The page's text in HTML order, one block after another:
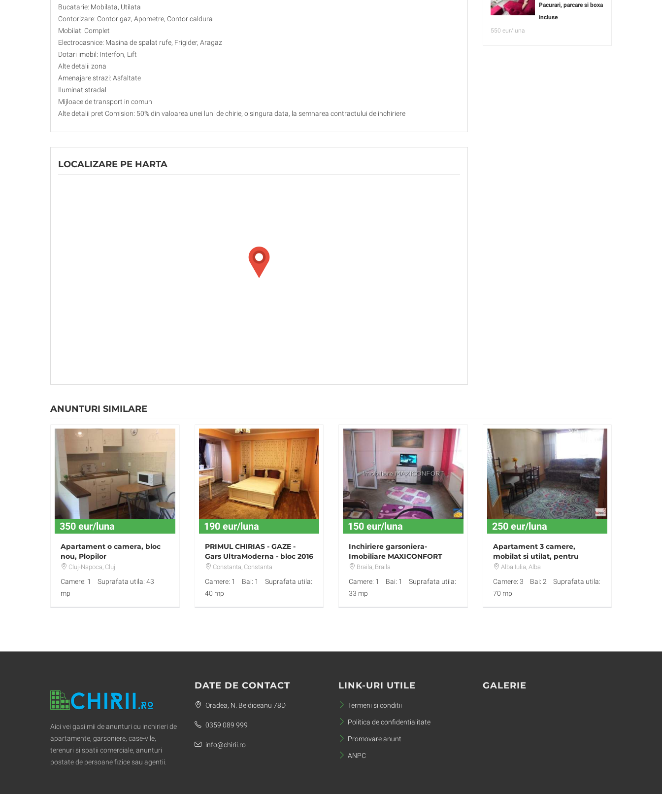
Bucatarie: Mobilata, Utilata
Contorizare: Contor gaz, Apometre, Contor caldura
Mobilat: Complet
Electrocasnice: Masina de spalat rufe, Frigider, Aragaz
Dotari imobil: Interfon, Lift
Alte detalii zona
Amenajare strazi: Asfaltate
Iluminat stradal
Mijloace de transport in comun
Alte detalii pret Comision: 50% din valoarea unei luni de chirie, o singura data, la semnarea contractului de inchiriere
LOCALIZARE PE HARTA
Pacurari, parcare si boxa
incluse
550 eur/luna
ANUNTURI SIMILARE
350 eur/luna
Apartament o camera, bloc
nou, Plopilor
Cluj-Napoca, Cluj
Camere: 1
Suprafata utila: 43
mp
190 eur/luna
PRIMUL CHIRIAS - GAZE -
Gars UltraModerna - bloc 2016
- 300 euro
Constanta, Constanta
Camere: 1 Bai: 1
Suprafata utila:
40 mp
150 eur/luna
Inchiriere garsoniera-
Imobiliare MAXICONFORT
Braila, Braila
Camere: 1 Bai: 1
Suprafata utila:
33 mp
250 eur/luna
Apartament 3 camere,
mobilat si utilat, pentru
muncitori
Alba Iulia, Alba
Camere: 3 Bai: 2
Suprafata utila:
70 mp
Aici vei gasi mii de anunturi cu inchirieri de
apartamente, garsoniere, case-vile,
terenuri si spatii comerciale, anunturi
postate de persoane fizice sau agentii.
DATE DE CONTACT
Oradea, N. Beldiceanu 78D
0359 089 999
info@chirii.ro
LINK-URI UTILE
Termeni si conditii
Politica de confidentialitate
Promovare anunt
ANPC
GALERIE